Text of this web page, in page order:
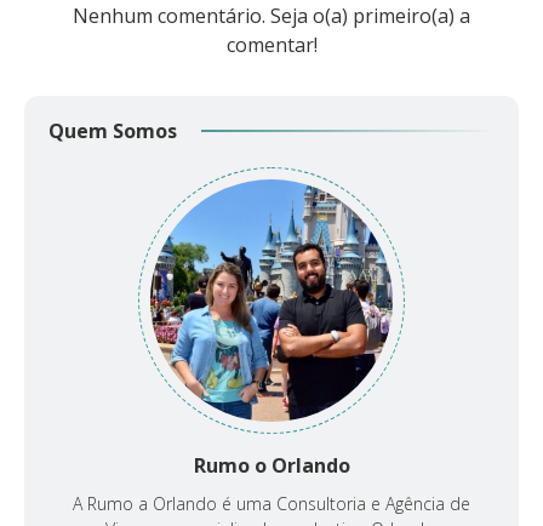
Nenhum comentário. Seja o(a) primeiro(a) a
comentar!
Quem Somos
Rumo o Orlando
A Rumo a Orlando é uma Consultoria e Agência de